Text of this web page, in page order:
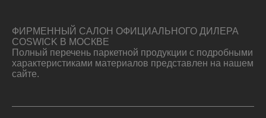
ФИРМЕННЫЙ САЛОН ОФИЦИАЛЬНОГО ДИЛЕРА
COSWICK В МОСКВЕ
Полный перечень паркетной продукции с подробными
характеристиками материалов представлен на нашем
сайте.